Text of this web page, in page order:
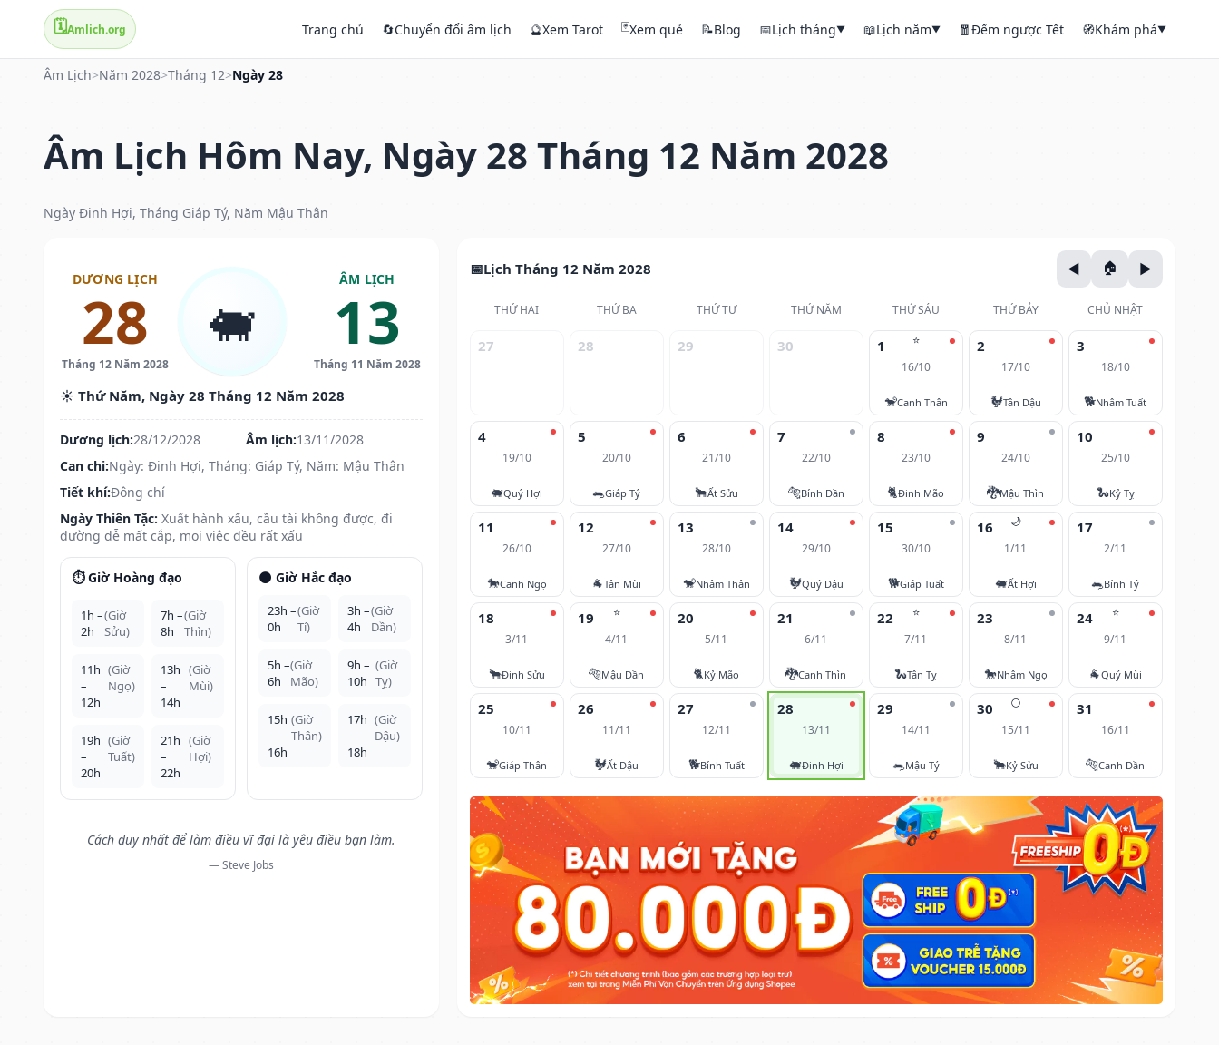
🗓️Amlich.org Trang chủ 🔄Chuyển đổi âm lịch 🔮Xem Tarot 🃏Xem quẻ 📝Blog 📅Lịch tháng▼ 📖Lịch năm▼ 🧧Đếm ngược Tết 🧭Khám phá▼
Âm Lịch>Năm 2028>Tháng 12>Ngày 28
Âm Lịch Hôm Nay, Ngày 28 Tháng 12 Năm 2028
Ngày Đinh Hợi, Tháng Giáp Tý, Năm Mậu Thân
DƯƠNG LỊCH
28
Tháng 12 Năm 2028
🐖
ÂM LỊCH
13
Tháng 11 Năm 2028
☀️ Thứ Năm, Ngày 28 Tháng 12 Năm 2028
Dương lịch:28/12/2028 Âm lịch:13/11/2028
Can chi:Ngày: Đinh Hợi, Tháng: Giáp Tý, Năm: Mậu Thân
Tiết khí:Đông chí
Ngày Thiên Tặc: Xuất hành xấu, cầu tài không được, đi
đường dễ mất cắp, mọi việc đều rất xấu
⏱️ Giờ Hoàng đạo
1h –
2h
(Giờ
Sửu)
7h –
8h
(Giờ
Thìn)
11h
–
12h
(Giờ
Ngọ)
13h
–
14h
(Giờ
Mùi)
19h
–
20h
(Giờ
Tuất)
21h
–
22h
(Giờ
Hợi)
🌑 Giờ Hắc đạo
23h –
0h
(Giờ
Tí)
3h –
4h
(Giờ
Dần)
5h –
6h
(Giờ
Mão)
9h –
10h
(Giờ
Tỵ)
15h
–
16h
(Giờ
Thân)
17h
–
18h
(Giờ
Dậu)
Cách duy nhất để làm điều vĩ đại là yêu điều bạn làm.
— Steve Jobs
Lịch Tháng 12 Năm 2028
THỨ HAI THỨ BA THỨ TƯ THỨ NĂM THỨ SÁU THỨ BẢY CHỦ NHẬT
27 28 29 30 ⭐
1
16/10
🐒Canh Thân
2
17/10
🐓Tân Dậu
3
18/10
🐕Nhâm Tuất
4
19/10
🐖Quý Hợi
5
20/10
🐀Giáp Tý
6
21/10
🐂Ất Sửu
7
22/10
🐅Bính Dần
8
23/10
🐈Đinh Mão
9
24/10
🐉Mậu Thìn
10
25/10
🐍Kỷ Tỵ
11
26/10
🐎Canh Ngọ
12
27/10
🐐Tân Mùi
13
28/10
🐒Nhâm Thân
14
29/10
🐓Quý Dậu
15
30/10
🐕Giáp Tuất
🌙
16
1/11
🐖Ất Hợi
17
2/11
🐀Bính Tý
18
3/11
🐂Đinh Sửu
⭐
19
4/11
🐅Mậu Dần
20
5/11
🐈Kỷ Mão
21
6/11
🐉Canh Thìn
⭐
22
7/11
🐍Tân Tỵ
23
8/11
🐎Nhâm Ngọ
⭐
24
9/11
🐐Quý Mùi
25
10/11
🐒Giáp Thân
26
11/11
🐓Ất Dậu
27
12/11
🐕Bính Tuất
28
13/11
🐖Đinh Hợi
29
14/11
🐀Mậu Tý
🌕
30
15/11
🐂Kỷ Sửu
31
16/11
🐅Canh Dần